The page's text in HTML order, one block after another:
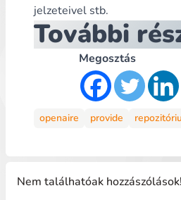
jelzeteivel stb.
További
Megosztás
openaire provide
Nem találhatóak hozzászólások!